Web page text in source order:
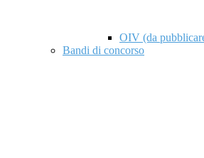
OIV (da
Bandi di concorso